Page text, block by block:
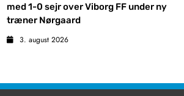
med 1-0 sejr over Viborg FF under ny
træner Nørgaard
3. august 2026